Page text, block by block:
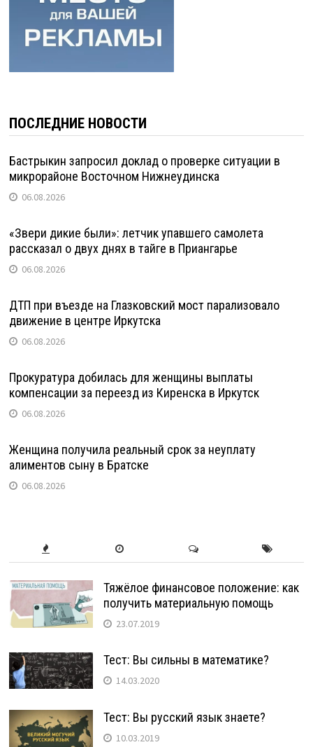
ПОСЛЕДНИЕ НОВОСТИ
Бастрыкин запросил доклад о проверке ситуации в
микрорайоне Восточном Нижнеудинска
06.08.2026
«Звери дикие были»: летчик упавшего самолета
рассказал о двух днях в тайге в Приангарье
06.08.2026
ДТП при въезде на Глазковский мост парализовало
движение в центре Иркутска
06.08.2026
Прокуратура добилась для женщины выплаты
компенсации за переезд из Киренска в Иркутск
06.08.2026
Женщина получила реальный срок за неуплату
алиментов сыну в Братске
06.08.2026
Тяжёлое финансовое положение: как
получить материальную помощь
23.07.2019
Тест: Вы сильны в математике?
14.03.2020
Тест: Вы русский язык знаете?
10.03.2019